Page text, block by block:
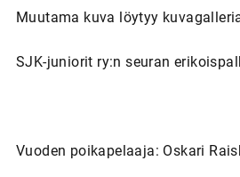
Muutama kuva löytyy
SJK-juniorit ry:n seuran
Vuoden poikapelaaja: Oskari